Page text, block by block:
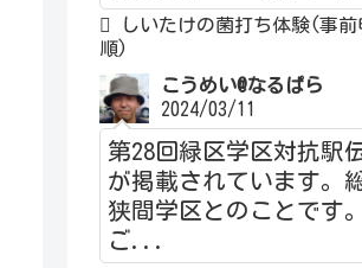
しいたけの菌打ち体験(事前
順)
こうめい@なるぱら
2024/03/11
第28回緑区学区対抗駅
が掲載されています。
狭間学区とのことです
ご...